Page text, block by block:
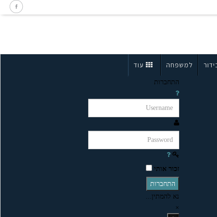
למשפחה עוד
התחברות
זכור אותי
התחברות
נא להמתין...
×